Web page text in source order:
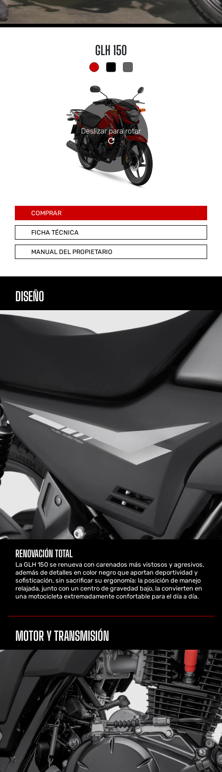
GLH 150
COMPRAR
FICHA TÉCNICA
MANUAL DEL PROPIETARIO
DISEÑO
RENOVACIÓN TOTAL
La GLH 150 se renueva con carenados más vistosos y agresivos,
además de detalles en color negro que aportan deportividad y
sofisticación, sin sacrificar su ergonomía: la posición de manejo
relajada, junto con un centro de gravedad bajo, la convierten en
una motocicleta extremadamente confortable para el día a día.
MOTOR Y TRANSMISIÓN